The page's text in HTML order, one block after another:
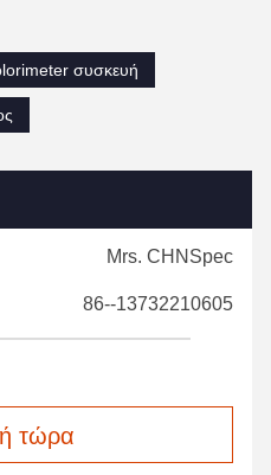
συσκευή
Mrs. CHNSpec
86--13732210605
τώρα